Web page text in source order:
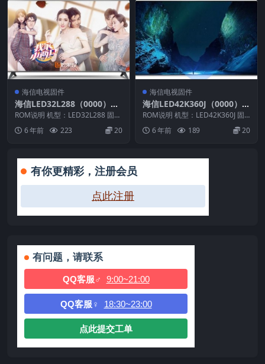
海信电视固件
海信LED32L288（0000）BO
M1官方原厂USB刷机电视固
件包
ROM说明 机型：LED32L288 固件
版本：（0000） BOM：1 海信L...
6 年前 223 20
海信电视固件
海信LED42K360J（0000）B
OM1官方原厂USB刷机电视
固件包
ROM说明 机型：LED42K360J 固
件版本：（0000） BOM：1 海
信...6 年前 189 20
有你更精彩，注册会员
点此注册
有问题，请联系
QQ客服♂ 9:00~21:00
QQ客服♀ 18:30~23:00
点此提交工单